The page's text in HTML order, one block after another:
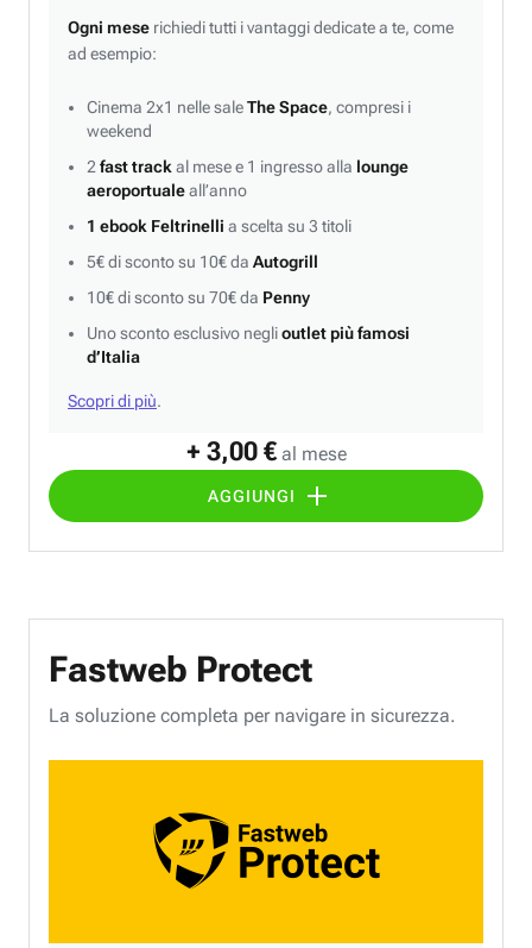
+ 3,00 € al mese
AGGIUNGI
Ogni mese richiedi tutti i vantaggi dedicate a te, come
ad esempio:
Cinema 2x1 nelle saleThe Space, compresi i
weekend
2 fast track al mese e 1 ingresso alla lounge
aeroportualeall’anno
1 ebook Feltrinelli a scelta su 3 titoli
5€ di sconto su 10€ da Autogrill
10€ di sconto su 70€ da Penny
Uno sconto esclusivo neglioutlet più famosi
d’Italia
Scopri di più.
Fastweb Protect
La soluzione completa per navigare in sicurezza.